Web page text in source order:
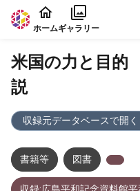
本文に飛ぶ
ホームギャラリー
米国の力と目
説
収録元データベースで開く
書籍等 図書